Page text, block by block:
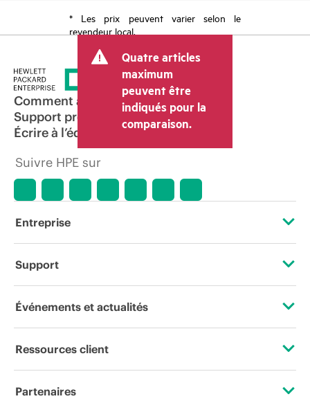
* Les prix peuvent varier selon le
revendeur local.
Quatre articles
maximum
peuvent être
indiqués pour la
comparaison.
Comment acheter
Support produit
Écrire à l’équipe commerciale
Suivre HPE sur
Entreprise
À propos de HPE
Responsabilité d’entreprise
HPE Labs
Support
Services d’assistance opérationnelle (OSS)
Logiciels et pilotes
Événements et actualités
Événements
Ressources client
Nous contacter
Partenaires